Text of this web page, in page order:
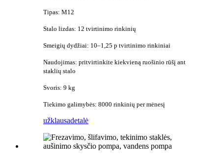
Tipas: M12
Stalo lizdas: 12 tvirtinimo rinkinių
Smeigių dydžiai: 10–1,25 p tvirtinimo rinkiniai
Naudojimas: pritvirtinkite kiekvieną ruošinio rūšį ant
staklių stalo
Svoris: 9 kg
Tiekimo galimybės: 8000 rinkinių per mėnesį
užklausadetalė